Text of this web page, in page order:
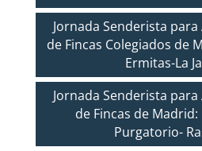
Jornada Senderista
de Fincas Colegiados de
Ermitas-La
Jornada Senderista
de Fincas de Madrid:
Purgatorio-